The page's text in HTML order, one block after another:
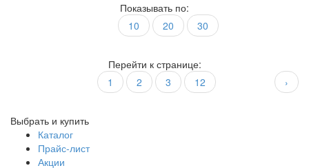
Показывать по:
10
20 30
Перейти к странице:
1
2 3 ›
12
Выбрать и купить
Каталог
Прайс-лист
Акции